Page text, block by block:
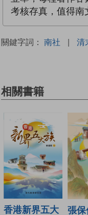
考核存真，值得南
關鍵字詞： 南社 | 清
相關書籍
香港新界五大
張保